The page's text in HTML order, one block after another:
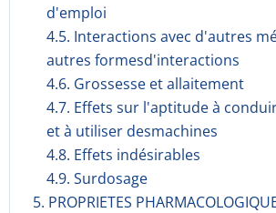
d'emploi
4.5. Interactions avec d'autres
autres formesd'interactions
4.6. Grossesse et allaitement
4.7. Effets sur l'aptitude à
et à utiliser desmachines
4.8. Effets indésirables
4.9. Surdosage
5. PROPRIETES